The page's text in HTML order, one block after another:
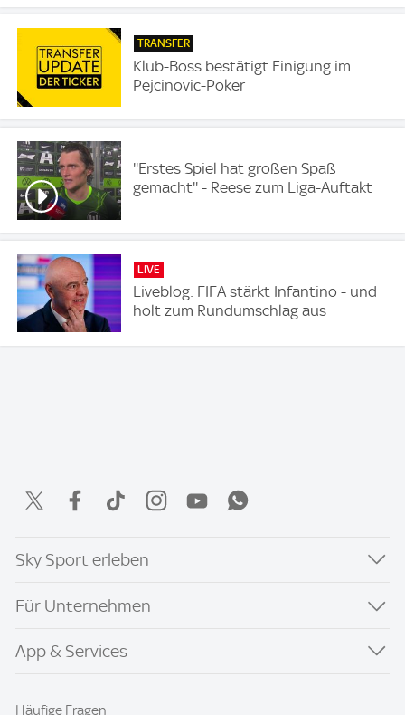
TRANSFER
Klub-Boss bestätigt Einigung im
Pejcinovic-Poker
''Erstes Spiel hat großen Spaß
gemacht'' - Reese zum Liga-Auftakt
LIVE
Liveblog: FIFA stärkt Infantino - und
holt zum Rundumschlag aus
Sky Sport erleben
Für Unternehmen
App & Services
Häufige Fragen